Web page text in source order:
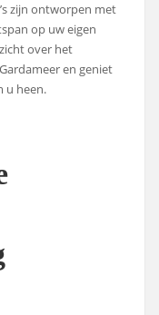
zijn ontworpen met
op uw eigen
over het
en geniet
u heen.